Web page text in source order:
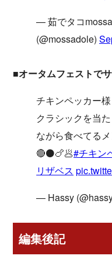
— 茹でタコ
(@mossadole)
■オータムフェストで
チキンペッカー
クラシックを当
ながら食べてる
🔴⚫️🍗🥟#チキン
リザベス
— Hassy
編集後記